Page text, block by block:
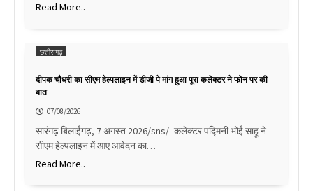
Read More..
छत्तीसगढ़
दीपक चौधरी का सीएम हेल्पलाइन में डीजी पे मांग हुआ पूरा कलेक्टर ने फोन पर की
बात
07/08/2026
सारंगढ़ बिलाईगढ़, 7 अगस्त 2026/sns/- कलेक्टर पद्मिनी भोई साहू ने
सीएम हेल्पलाइन में आए आवेदन का…
Read More..